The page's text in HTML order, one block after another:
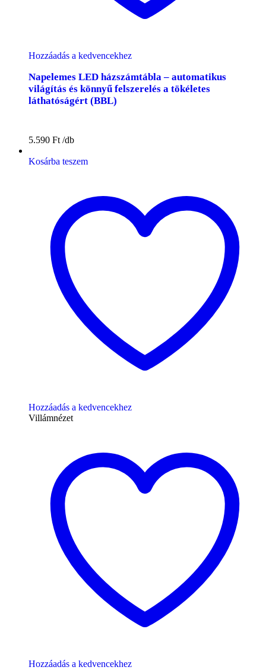
Hozzáadás a kedvencekhez
Napelemes LED házszámtábla – automatikus
világítás és könnyű felszerelés a tökéletes
láthatóságért (BBL)
5.590 Ft
Kosárba teszem
Hozzáadás a kedvencekhez
Villámnézet
Hozzáadás a kedvencekhez